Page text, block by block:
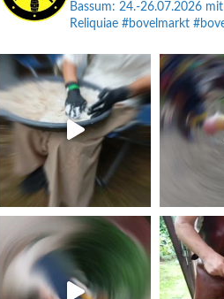
Bassum: 24.-26.07.2026mit
Reliquiae #bovelmarkt